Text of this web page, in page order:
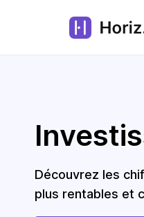
Découvrez les
plus rentables et